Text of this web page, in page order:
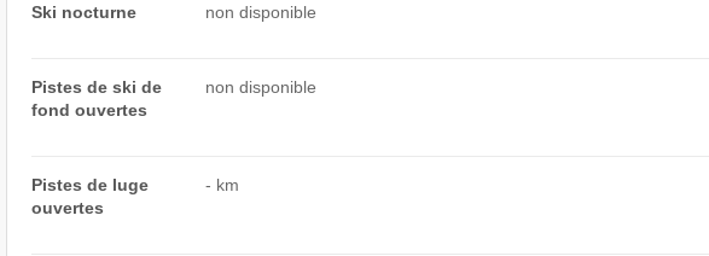
Ski nocturne non disponible
Pistes de ski de
fond ouvertes
non disponible
Pistes de luge
ouvertes
- km ​